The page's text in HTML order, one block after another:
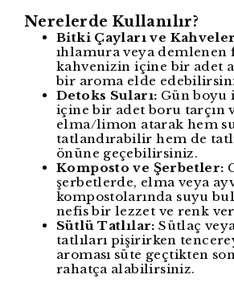
Nerelerde Kullanılır?
Bitki Çayları ve
ıhlamura veya demlenen
kahvenizin içine bir adet
bir aroma elde
Detoks Suları: Gün boyu
içine bir adet boru tarçın
elma/limon atarak hem
tatlandırabilir hem de
önüne geçebilirsiniz.
Komposto ve Şerbetler:
şerbetlerde, elma veya
kompostolarında suyu
nefis bir lezzet ve renk
Sütlü Tatlılar: Sütlaç
tatlıları pişirirken
aroması süte geçtikten
rahatça alabilirsiniz.